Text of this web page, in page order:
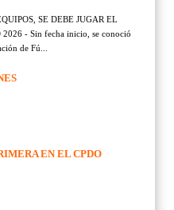
SE DEBE JUGAR EL
- Sin fecha inicio, se conoció
de Fú...
EN EL CPDO